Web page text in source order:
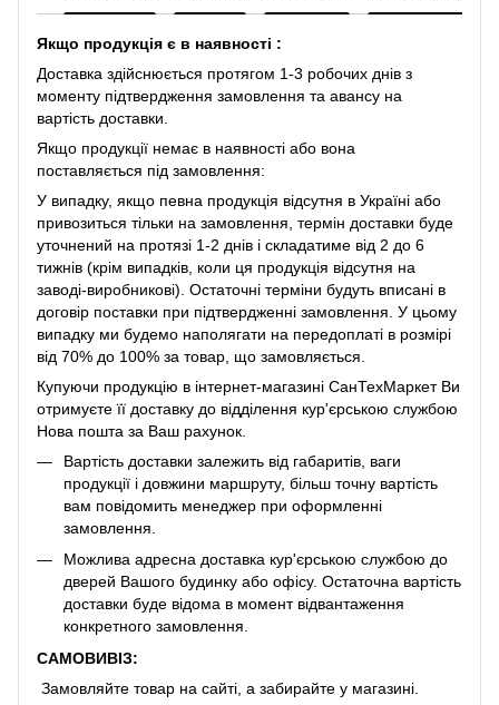
Якщо продукція є в наявності :
Доставка здійснюється протягом 1-3 робочих днів з
моменту підтвердження замовлення та авансу на
вартість доставки.
Якщо продукції немає в наявності або вона
поставляється під замовлення:
У випадку, якщо певна продукція відсутня в Україні або
привозиться тільки на замовлення, термін доставки буде
уточнений на протязі 1-2 днів і складатиме від 2 до 6
тижнів (крім випадків, коли ця продукція відсутня на
заводі-виробникові). Остаточні терміни будуть вписані в
договір поставки при підтвердженні замовлення. У цьому
випадку ми будемо наполягати на передоплаті в розмірі
від 70% до 100% за товар, що замовляється.
Купуючи продукцію в інтернет-магазині СанТехМаркет Ви
отримуєте її доставку до відділення кур'єрською службою
Нова пошта за Ваш рахунок.
Вартість доставки залежить від габаритів, ваги
продукції і довжини маршруту, більш точну вартість
вам повідомить менеджер при оформленні
замовлення.
Можлива адресна доставка кур'єрською службою до
дверей Вашого будинку або офісу. Остаточна вартість
доставки буде відома в момент відвантаження
конкретного замовлення.
САМОВИВІЗ:
Замовляйте товар на сайті, а забирайте у магазині.